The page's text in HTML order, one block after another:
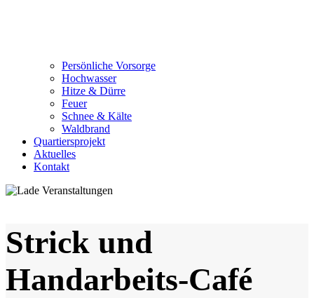
Persönliche Vorsorge
Hochwasser
Hitze & Dürre
Feuer
Schnee & Kälte
Waldbrand
Quartiersprojekt
Aktuelles
Kontakt
Strick und
Handarbeits-Café